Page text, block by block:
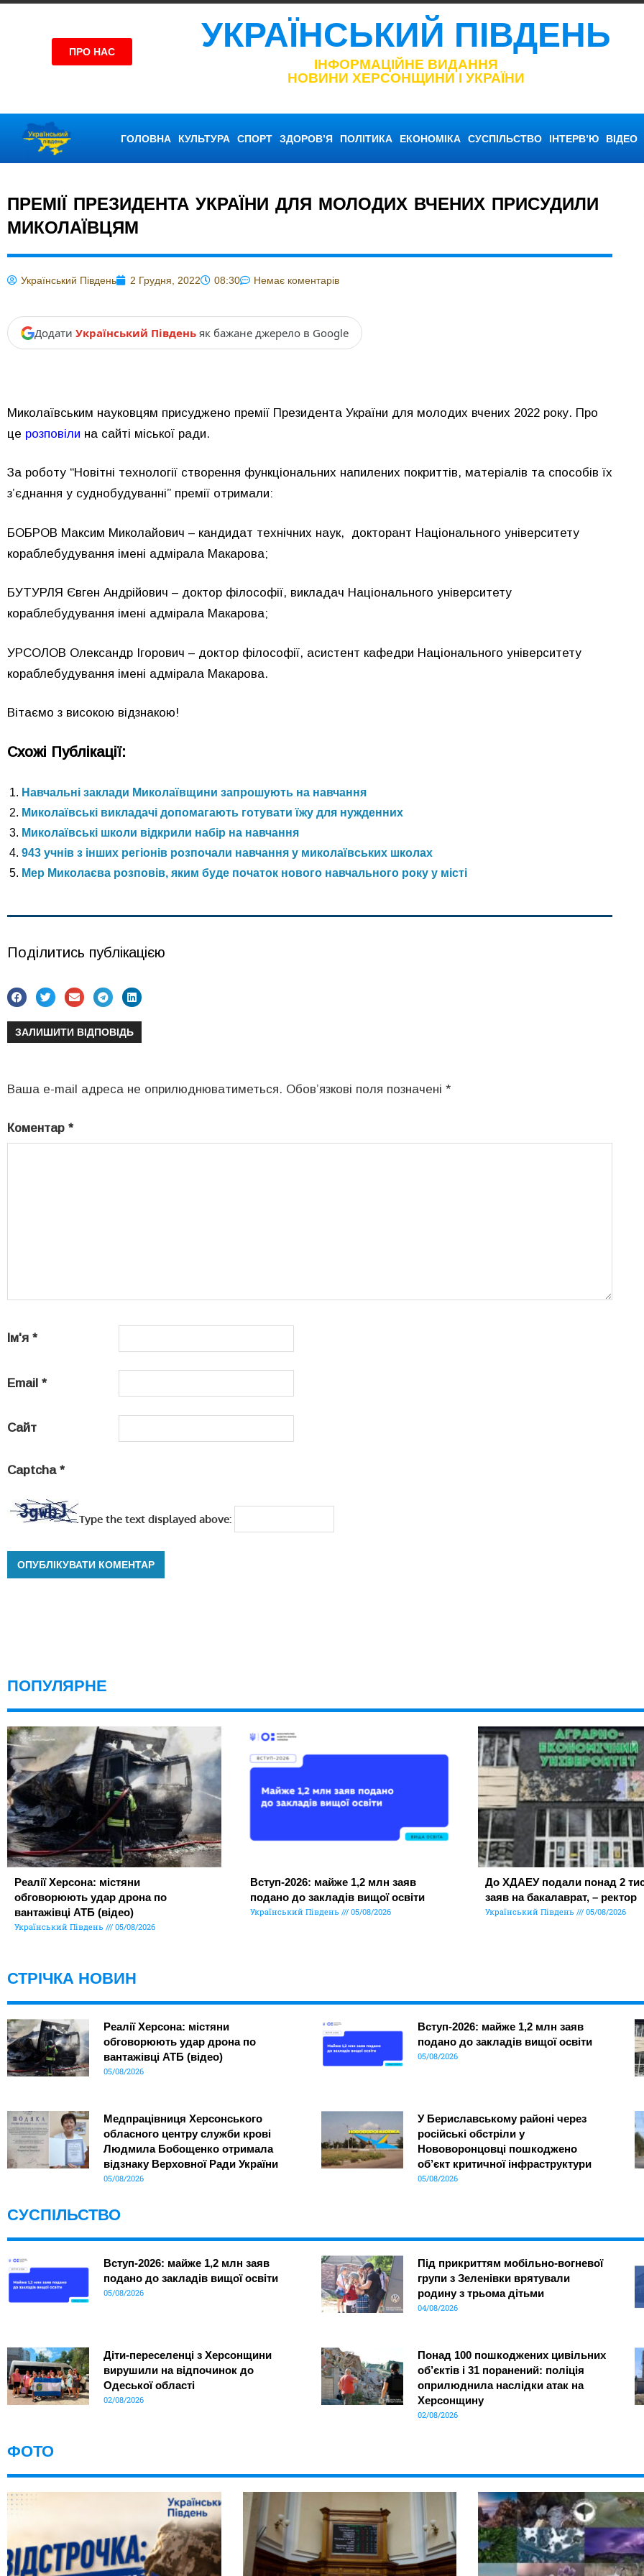
ПРО НАС УКРАЇНСЬКИЙ ПІВДЕНЬ
ІНФОРМАЦІЙНЕ ВИДАННЯ
НОВИНИ ХЕРСОНЩИНИ І УКРАЇНИ
ГОЛОВНА КУЛЬТУРА СПОРТ ЗДОРОВ’Я ПОЛІТИКА ЕКОНОМІКА СУСПІЛЬСТВО ІНТЕРВ’Ю ВІДЕО
ПРЕМІЇ ПРЕЗИДЕНТА УКРАЇНИ ДЛЯ МОЛОДИХ ВЧЕНИХ ПРИСУДИЛИ
МИКОЛАЇВЦЯМ
Український Південь 2 Грудня, 2022 08:30 Немає коментарів
Додати Український Південь як бажане джерело в Google
Миколаївським науковцям присуджено премії Президента України для молодих вчених 2022 року. Про
це розповіли на сайті міської ради.
За роботу “Новітні технології створення функціональних напилених покриттів, матеріалів та способів їх
з’єднання у суднобудуванні” премії отримали:
БОБРОВ Максим Миколайович – кандидат технічних наук, докторант Національного університету
кораблебудування імені адмірала Макарова;
БУТУРЛЯ Євген Андрійович – доктор філософії, викладач Національного університету
кораблебудування імені адмірала Макарова;
УРСОЛОВ Олександр Ігорович – доктор філософії, асистент кафедри Національного університету
кораблебудування імені адмірала Макарова.
Вітаємо з високою відзнакою!
Схожі Публікації:
Навчальні заклади Миколаївщини запрошують на навчання
Миколаївські викладачі допомагають готувати їжу для нужденних
Миколаївські школи відкрили набір на навчання
943 учнів з інших регіонів розпочали навчання у миколаївських школах
Мер Миколаєва розповів, яким буде початок нового навчального року у місті
Поділитись публікацією
ЗАЛИШИТИ ВІДПОВІДЬ
Ваша e-mail адреса не оприлюднюватиметься. Обов’язкові поля позначені *
Коментар *
Ім'я *
Email *
Сайт
Captcha *
Type the text displayed above:
ПОПУЛЯРНЕ
Реалії Херсона: містяни
обговорюють удар дрона по
вантажівці АТБ (відео)
Український Південь 05/08/2026
Вступ-2026: майже 1,2 млн заяв
подано до закладів вищої освіти
Український Південь 05/08/2026
До ХДАЕУ подали понад 2
заяв на бакалаврат, – ректор
Український Південь 05/08/2026
СТРІЧКА НОВИН
Реалії Херсона: містяни
обговорюють удар дрона по
вантажівці АТБ (відео)
05/08/2026
Вступ-2026: майже 1,2 млн заяв
подано до закладів вищої освіти
05/08/2026
Медпрацівниця Херсонського
обласного центру служби крові
Людмила Бобощенко отримала
відзнаку Верховної Ради України
05/08/2026
У Бериславському районі через
російські обстріли у
Нововоронцовці пошкоджено
об’єкт критичної інфраструктури
05/08/2026
СУСПІЛЬСТВО
Вступ-2026: майже 1,2 млн заяв
подано до закладів вищої освіти
05/08/2026
Під прикриттям мобільно-вогневої
групи з Зеленівки врятували
родину з трьома дітьми
04/08/2026
Діти-переселенці з Херсонщини
вирушили на відпочинок до
Одеської області
02/08/2026
Понад 100 пошкоджених цивільних
об’єктів і 31 поранений: поліція
оприлюднила наслідки атак на
Херсонщину
02/08/2026
ФОТО